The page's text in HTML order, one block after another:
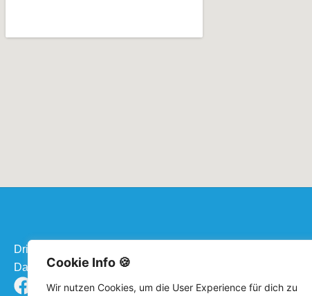
Cookie Info 🍪
Wir nutzen Cookies, um die User Experience für dich zu
Driessen - Reisen
David Drießen Hoferweg 9 D - 52538 Gangelt - Birgden
F
I
Y